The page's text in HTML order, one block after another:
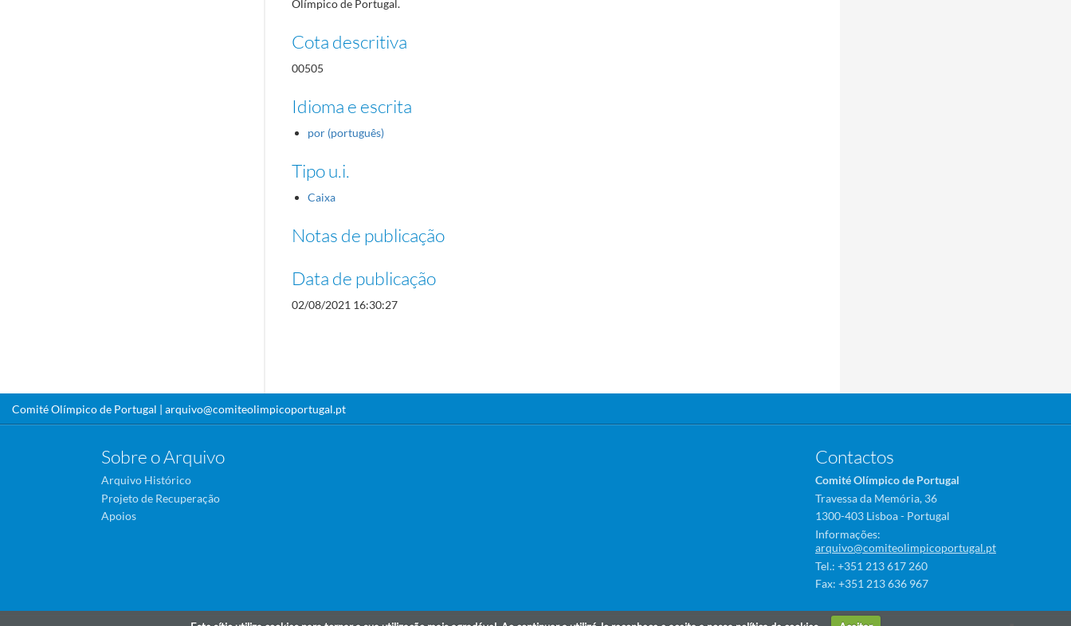
Olímpico de Portugal.
Cota descritiva
00505
Idioma e escrita
por (português)
Tipo u.i.
Caixa
Notas de publicação
Data de publicação
02/08/2021 16:30:27
Comité Olímpico de Portugal | arquivo@comiteolimpicoportugal.pt
Sobre o Arquivo
Arquivo Histórico
Projeto de Recuperação
Apoios
Contactos
Comité Olímpico de Portugal
Travessa da Memória, 36
1300-403 Lisboa - Portugal
Informações:
arquivo@comiteolimpicoportugal.pt
Tel.: +351 213 617 260
Fax: +351 213 636 967